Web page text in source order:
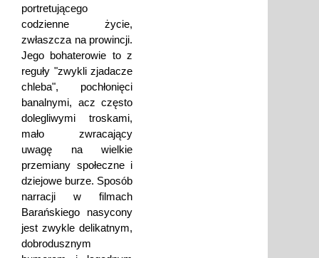
portretującego
codzienne życie,
zwłaszcza na prowincji.
Jego bohaterowie to z
reguły "zwykli zjadacze
chleba", pochłonięci
banalnymi, acz często
dolegliwymi troskami,
mało zwracający
uwagę na wielkie
przemiany społeczne i
dziejowe burze. Sposób
narracji w filmach
Barańskiego nasycony
jest zwykle delikatnym,
dobrodusznym